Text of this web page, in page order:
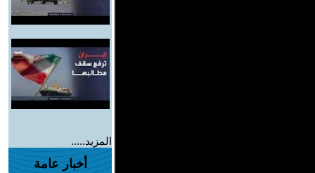
المزيد.....
أخبار عامة